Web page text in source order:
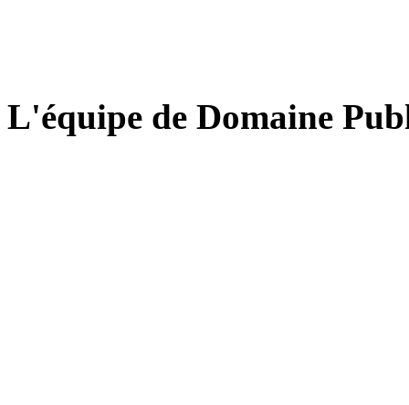
L'équipe de Domaine